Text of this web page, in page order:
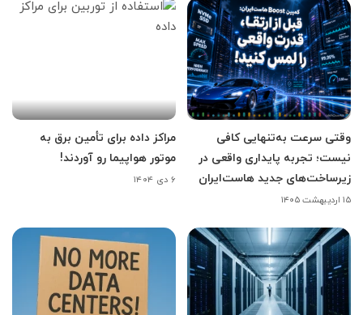
وقتی سرعت به‌تنهایی کافی
نیست؛ تجربه پایداری واقعی در
زیرساخت‌های جدید هاست‌ایران
۱۵ اردیبهشت ۱۴۰۵
مراکز داده برای تأمین برق به
موتور هواپیما رو آوردند!
۶ دی ۱۴۰۴